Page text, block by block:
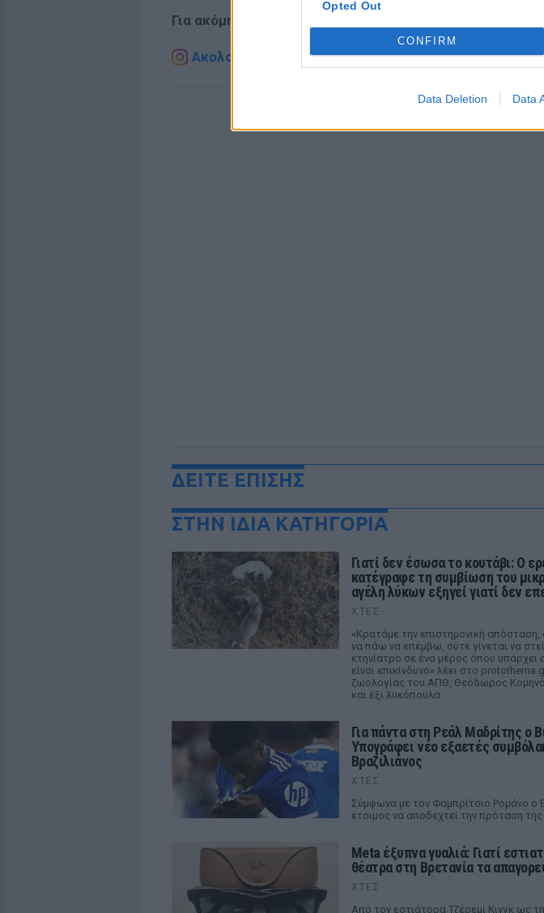
Opted Out
CONFIRM
Data Deletion Data
Για ακόμη περισσότερα
Ακολουθήστε το E-Radio.gr και στο Instagram
ΔΕΙΤΕ ΕΠΙΣΗΣ
ΣΤΗΝ ΙΔΙΑ ΚΑΤΗΓΟΡΙΑ
Γιατί δεν έσωσα το κουτάβι: Ο
κατέγραφε τη συμβίωση του
αγέλη λύκων εξηγεί γιατί δεν
ΧΤΕΣ
«Κρατάμε την επιστημονική απόσταση,
να πάω να επέμβω, ούτε γίνεται να
κτηνίατρο σε ένα μέρος όπου υπάρχει
είναι επικίνδυνο» λέει στο
ζωολογίας του ΑΠΘ, Θεόδωρος
και έξι λυκόπουλα
Για πάντα στη Ρεάλ Μαδρίτης ο
Υπογράφει νέο εξαετές
Βραζιλιάνος
ΧΤΕΣ
Σύμφωνα με τον Φαμπρίτσιο Ρομάνο ο
έτοιμος να αποδεχτεί την πρόταση
Meta έξυπνα γυαλιά: Γιατί
θέατρα στη Βρετανία τα
ΧΤΕΣ
Από τον εστιάτορα Τζέρεμι Κινγκ ως